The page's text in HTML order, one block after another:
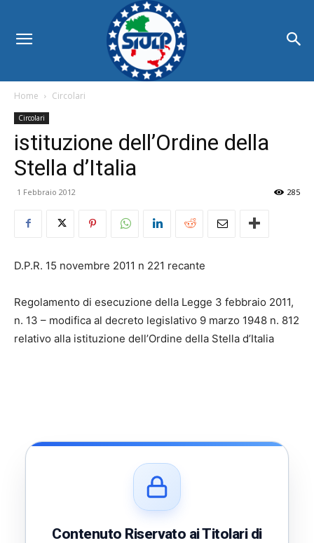
Home Circolari
Circolari
istituzione dell’Ordine della
Stella d’Italia
1 Febbraio 2012 285
D.P.R. 15 novembre 2011 n 221 recante
Regolamento di esecuzione della Legge 3 febbraio 2011,
n. 13 – modifica al decreto legislativo 9 marzo 1948 n. 812
relativo alla istituzione dell’Ordine della Stella d’Italia
Contenuto Riservato ai Titolari di